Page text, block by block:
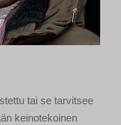
tai se tarvitsee
keinotekoinen